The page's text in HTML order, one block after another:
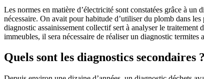
Les normes en matière d’électricité sont constatées grâce à
nécessaire. On avait pour habitude d’utiliser du plomb dans
diagnostic assainissement collectif sert à analyser le traitement
immeubles, il sera nécessaire de réaliser un diagnostic termites
Quels sont les diagnostics secondaires ?